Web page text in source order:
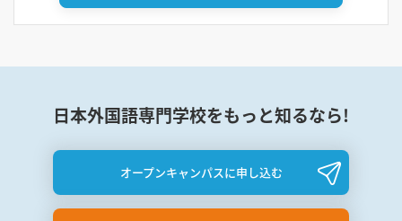
2026年9月6日（日）
10:00～13:30
日本外国語専門学校をもっと知るなら!
オープンキャンパスに申し込む